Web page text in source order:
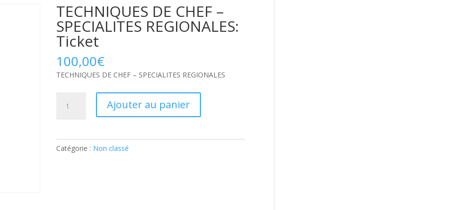
TECHNIQUES DE CHEF –
SPECIALITES REGIONALES:
Ticket
100,00€
TECHNIQUES DE CHEF – SPECIALITES REGIONALES
TECHNIQUES
Ajouter au panier
Catégorie : Non classé